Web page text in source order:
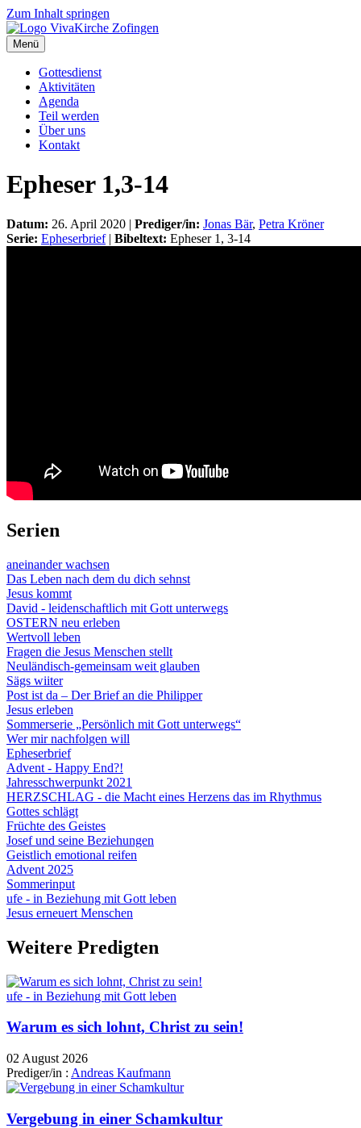
Zum Inhalt springen
Menü
Gottesdienst
Aktivitäten
Agenda
Teil werden
Über uns
Kontakt
Epheser 1,3-14
Datum: 26. April 2020 | Prediger/in: Jonas Bär, Petra Kröner
Serie: Epheserbrief| Bibeltext: Epheser 1, 3-14
Serien
aneinander wachsen
Das Leben nach dem du dich sehnst
Jesus kommt
David - leidenschaftlich mit Gott unterwegs
OSTERN neu erleben
Wertvoll leben
Fragen die Jesus Menschen stellt
Neuländisch-gemeinsam weit glauben
Sägs wiiter
Post ist da – Der Brief an die Philipper
Jesus erleben
Sommerserie „Persönlich mit Gott unterwegs“
Wer mir nachfolgen will
Epheserbrief
Advent - Happy End?!
Jahresschwerpunkt 2021
HERZSCHLAG - die Macht eines Herzens das im Rhythmus
Gottes schlägt
Früchte des Geistes
Josef und seine Beziehungen
Geistlich emotional reifen
Advent 2025
Sommerinput
ufe - in Beziehung mit Gott leben
Jesus erneuert Menschen
Weitere Predigten
ufe - in Beziehung mit Gott leben
Warum es sich lohnt, Christ zu sein!
02 August 2026
Prediger/in : Andreas Kaufmann
Vergebung in einer Schamkultur